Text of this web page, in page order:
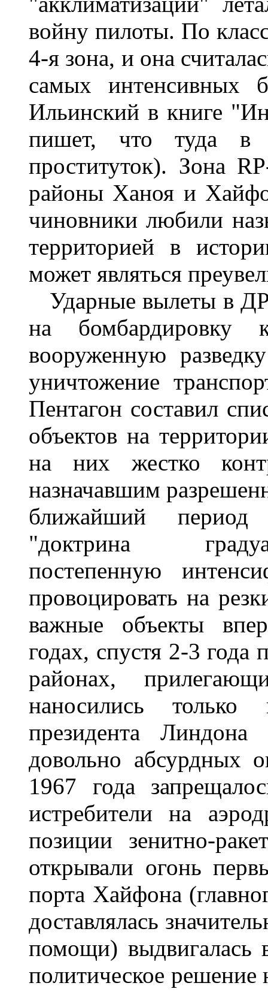
войну пилоты. По
4-я зона, и она
самых интенсивных
Ильинский в книге
пишет, что туда в
проституток). Зона
районы Ханоя и
чиновники любили
территорией в
может являться
Ударные вылеты в
на бомбардировку
вооруженную
уничтожение
Пентагон составил
объектов на
на них жестко
назначавшим
ближайший период
"доктрина
постепенную
провоцировать на
важные объекты
годах, спустя 2-3 года
районах,
наносились
президента
довольно абсурдных
1967 года
истребители на
позиции зенитно-
открывали огонь
порта Хайфона
доставлялась
помощи)
политическое